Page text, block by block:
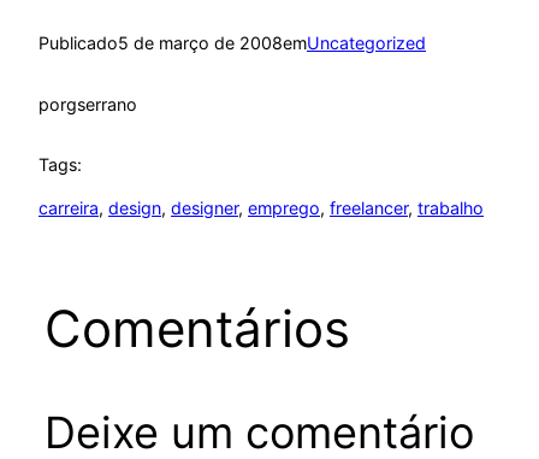
Publicado5 de março de 2008emUncategorized
porgserrano
Tags:
carreira, design, designer, emprego, freelancer, trabalho
Comentários
Deixe um comentário